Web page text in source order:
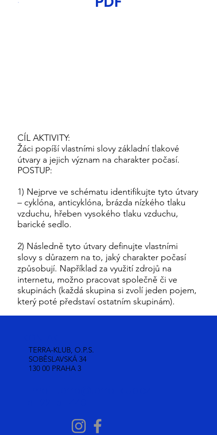
CÍL AKTIVITY:
Žáci popíší vlastními slovy základní tlakové
útvary a jejich význam na charakter počasí.
POSTUP:
1) Nejprve ve schématu identifikujte tyto útvary
– cyklóna, anticyklóna, brázda nízkého tlaku
vzduchu, hřeben vysokého tlaku vzduchu,
barické sedlo.
2) Následně tyto útvary definujte vlastními
slovy s důrazem na to, jaký charakter počasí
způsobují. Například za využití zdrojů na
internetu, možno pracovat společně či ve
skupinách (každá skupina si zvolí jeden pojem,
který poté představí ostatním skupinám).
TERRA-KLUB, O.P.S.
SOBĚSLAVSKÁ 34
130 00 PRAHA 3